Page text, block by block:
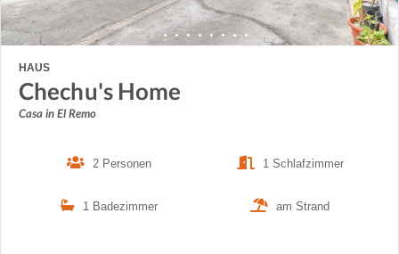
HAUS
Chechu's Home
Casa in El Remo
2 Personen 1 Schlafzimmer
1 Badezimmer am Strand